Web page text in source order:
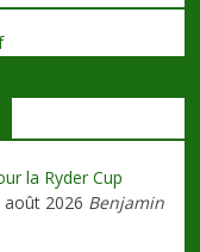
la Ryder Cup
août 2026 Benjamin